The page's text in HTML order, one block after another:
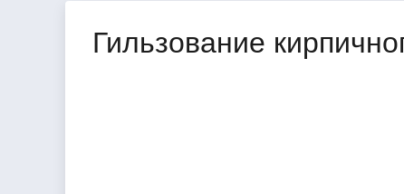
Гильзование